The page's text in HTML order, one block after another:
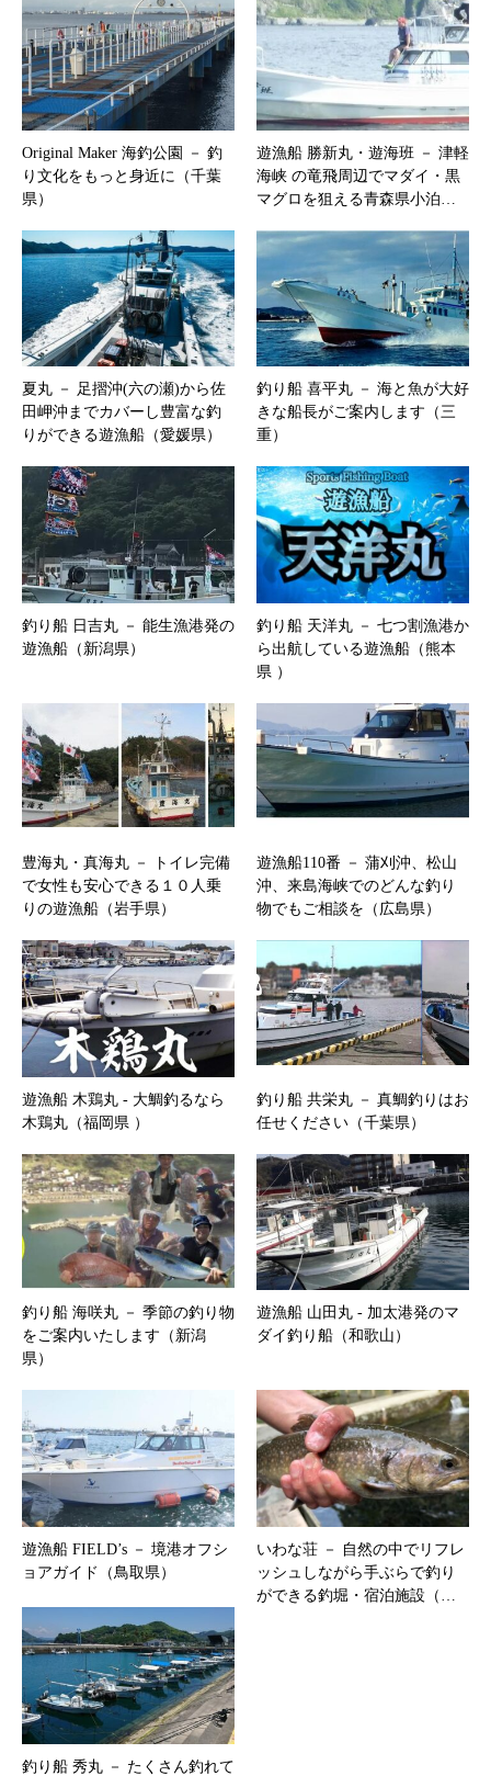
Original Maker 海釣公園 － 釣
り文化をもっと身近に（千葉
県）
遊漁船 勝新丸・遊海班 － 津軽
海峡 の竜飛周辺でマダイ・黒
マグロを狙える青森県小泊…
夏丸 － 足摺沖(六の瀬)から佐
田岬沖までカバーし豊富な釣
りができる遊漁船（愛媛県）
釣り船 喜平丸 － 海と魚が大好
きな船長がご案内します（三
重）
釣り船 日吉丸 － 能生漁港発の
遊漁船（新潟県）
釣り船 天洋丸 － 七つ割漁港か
ら出航している遊漁船（熊本
県 ）
豊海丸・真海丸 － トイレ完備
で女性も安心できる１０人乗
りの遊漁船（岩手県）
遊漁船110番 － 蒲刈沖、松山
沖、来島海峡でのどんな釣り
物でもご相談を（広島県）
遊漁船 木鶏丸 ‐ 大鯛釣るなら
木鶏丸（福岡県 ）
釣り船 共栄丸 － 真鯛釣りはお
任せください（千葉県）
釣り船 海咲丸 － 季節の釣り物
をご案内いたします（新潟
県）
遊漁船 山田丸 ‐ 加太港発のマ
ダイ釣り船（和歌山）
遊漁船 FIELD’s － 境港オフシ
ョアガイド（鳥取県）
いわな荘 － 自然の中でリフレ
ッシュしながら手ぶらで釣り
ができる釣堀・宿泊施設（…
釣り船 秀丸 － たくさん釣れて